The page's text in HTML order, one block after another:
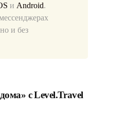
и Android.
и без
с Level.Travel